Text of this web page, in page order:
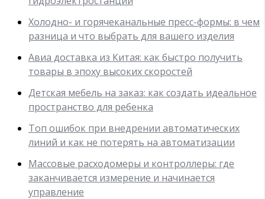
Холодно- и горячеканальные пресс-формы: в чем
разница и что выбрать для вашего изделия
Авиа доставка из Китая: как быстро получить
товары в эпоху высоких скоростей
Детская мебель на заказ: как создать идеальное
пространство для ребенка
Топ ошибок при внедрении автоматических
линий и как не потерять на автоматизации
Массовые расходомеры и контроллеры: где
заканчивается измерение и начинается
управление